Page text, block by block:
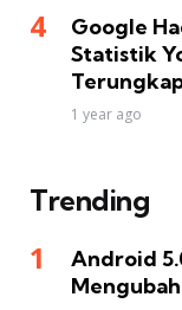
Google
Statistik
1 year ago
Trending
Android